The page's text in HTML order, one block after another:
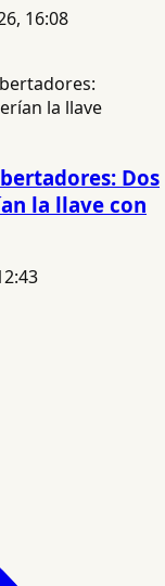
16:08
Dos
la llave con